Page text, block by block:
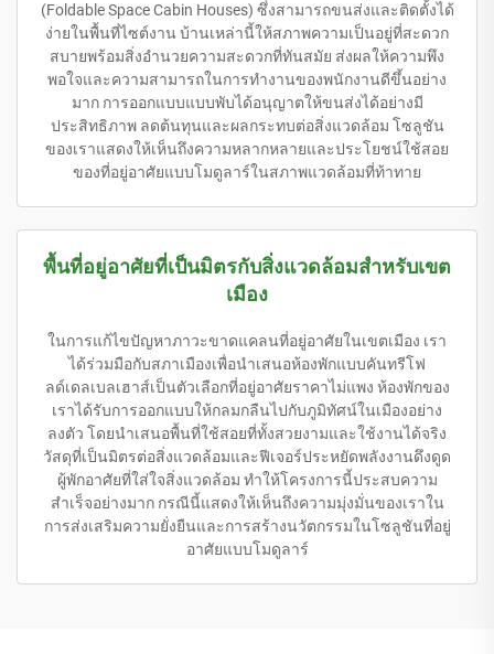
(Foldable Space Cabin Houses) ซึ่งสามารถขนส่งและติดตั้งได้
ง่ายในพื้นที่ไซต์งาน บ้านเหล่านี้ให้สภาพความเป็นอยู่ที่สะดวก
สบายพร้อมสิ่งอำนวยความสะดวกที่ทันสมัย ส่งผลให้ความพึง
พอใจและความสามารถในการทำงานของพนักงานดีขึ้นอย่าง
มาก การออกแบบแบบพับได้อนุญาตให้ขนส่งได้อย่างมี
ประสิทธิภาพ ลดต้นทุนและผลกระทบต่อสิ่งแวดล้อม โซลูชัน
ของเราแสดงให้เห็นถึงความหลากหลายและประโยชน์ใช้สอย
ของที่อยู่อาศัยแบบโมดูลาร์ในสภาพแวดล้อมที่ท้าทาย
พื้นที่อยู่อาศัยที่เป็นมิตรกับสิ่งแวดล้อมสำหรับเขต
เมือง
ในการแก้ไขปัญหาภาวะขาดแคลนที่อยู่อาศัยในเขตเมือง เรา
ได้ร่วมมือกับสภาเมืองเพื่อนำเสนอห้องพักแบบคันทรีโฟ
ลด์เดลเบลเฮาส์เป็นตัวเลือกที่อยู่อาศัยราคาไม่แพง ห้องพักของ
เราได้รับการออกแบบให้กลมกลืนไปกับภูมิทัศน์ในเมืองอย่าง
ลงตัว โดยนำเสนอพื้นที่ใช้สอยที่ทั้งสวยงามและใช้งานได้จริง
วัสดุที่เป็นมิตรต่อสิ่งแวดล้อมและฟีเจอร์ประหยัดพลังงานดึงดูด
ผู้พักอาศัยที่ใส่ใจสิ่งแวดล้อม ทำให้โครงการนี้ประสบความ
สำเร็จอย่างมาก กรณีนี้แสดงให้เห็นถึงความมุ่งมั่นของเราใน
การส่งเสริมความยั่งยืนและการสร้างนวัตกรรมในโซลูชันที่อยู่
อาศัยแบบโมดูลาร์